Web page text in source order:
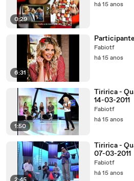
0:29
há 15 anos
6:31
Fabiotf
há 15 anos
1:50
Tiririca - Qual é a
14-03-2011
Fabiotf
há 15 anos
Tiririca - Qual é a
07-03-2011
Fabiotf
há 15 anos